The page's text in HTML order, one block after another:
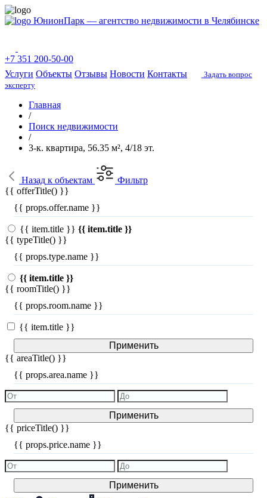
ЮнионПарк — агентство недвижимости в Челябинске
+7 351 200-50-00
Услуги Объекты Отзывы Новости Контакты
Задать вопрос
эксперту
Главная
/
Поиск недвижимости
/
3-к. квартира, 56.35 м², 4/18 эт.
Назад к объектам
Фильтр
{{ offerTitle() }}
{{ props.offer.name }}
{{ item.title }} {{ item.title }}
{{ typeTitle() }}
{{ props.type.name }}
{{ item.title }}
{{ roomTitle() }}
{{ props.room.name }}
{{ item.title }}
Применить
{{ areaTitle() }}
{{ props.area.name }}
Применить
{{ priceTitle() }}
{{ props.price.name }}
Применить